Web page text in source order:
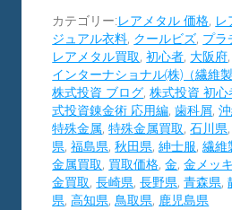
カテゴリー:レアメタル 価格, レ
ジュアル衣料, クールビズ, プラ
レアメタル買取,初心者, 大阪府,
インターナショナル(株)（繊維製
株式投資 ブログ,株式投資 初心
式投資錬金術 応用編,歯科屑,
特殊金属,特殊金属買取,石川県
県,福島県,秋田県,紳士服,繊維
金属買取, 買取価格,金,金メッ
金買取,長崎県,長野県,青森県,
県,高知県, 鳥取県, 鹿児島県